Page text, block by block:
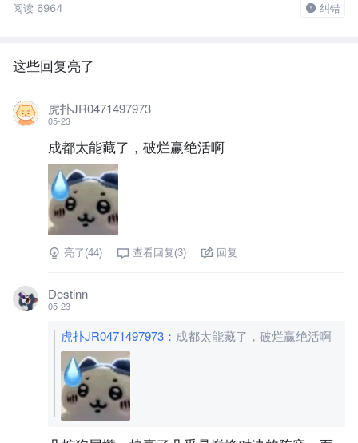
阅读 6964 纠错
这些回复亮了
虎扑JR0471497973
05-23
成都太能藏了，破烂赢绝活啊
亮了(44) 查看回复(3) 回复
Destinn
05-23
虎扑JR0471497973 ： 成都太能藏了，破烂赢绝活啊